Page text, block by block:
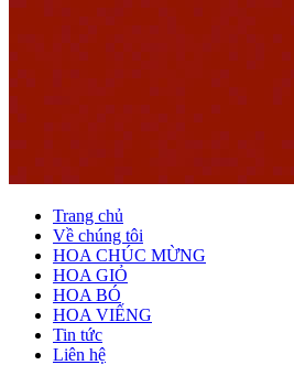
Trang chủ
Về chúng tôi
HOA CHÚC MỪNG
HOA GIỎ
HOA BÓ
HOA VIẾNG
Tin tức
Liên hệ